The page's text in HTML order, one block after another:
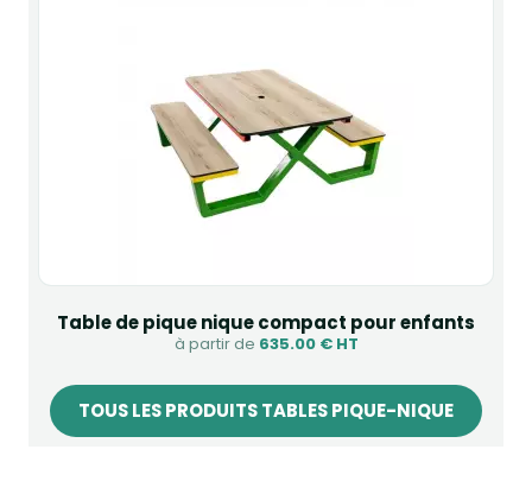
Table de pique nique compact pour enfants
à partir de 635.00 € HT
TOUS LES PRODUITS TABLES PIQUE-NIQUE